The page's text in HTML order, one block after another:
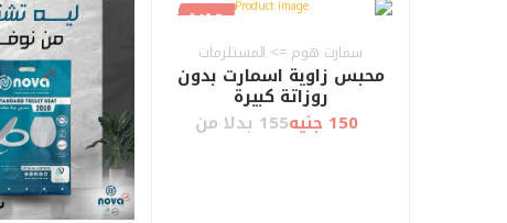
جديد
سمارت هوم => المستلزمات
محبس زاوية اسمارت بدون
روزاتة كبيرة
150 جنيه
155 بدلا من